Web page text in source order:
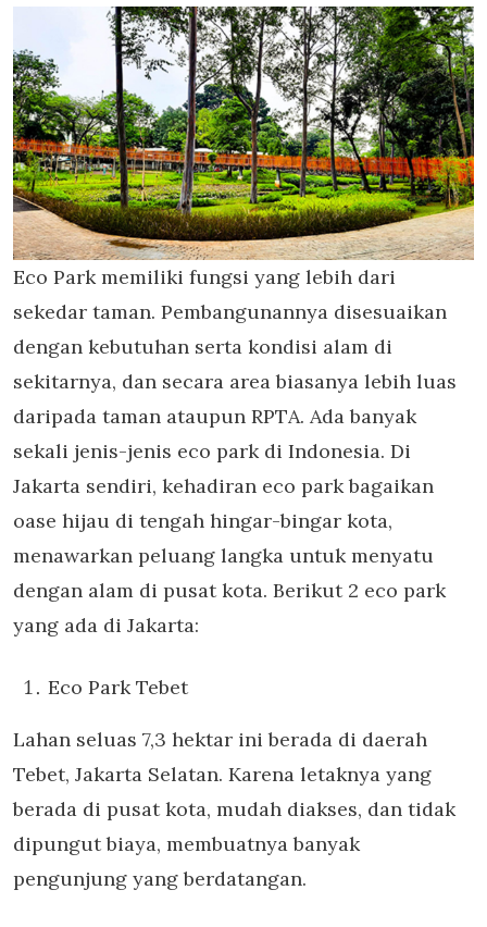
Eco Park memiliki fungsi yang lebih dari
sekedar taman. Pembangunannya disesuaikan
dengan kebutuhan serta kondisi alam di
sekitarnya, dan secara area biasanya lebih luas
daripada taman ataupun RPTA. Ada banyak
sekali jenis-jenis eco park di Indonesia. Di
Jakarta sendiri, kehadiran eco park bagaikan
oase hijau di tengah hingar-bingar kota,
menawarkan peluang langka untuk menyatu
dengan alam di pusat kota. Berikut 2 eco park
yang ada di Jakarta:
Eco Park Tebet
Lahan seluas 7,3 hektar ini berada di daerah
Tebet, Jakarta Selatan. Karena letaknya yang
berada di pusat kota, mudah diakses, dan tidak
dipungut biaya, membuatnya banyak
pengunjung yang berdatangan.